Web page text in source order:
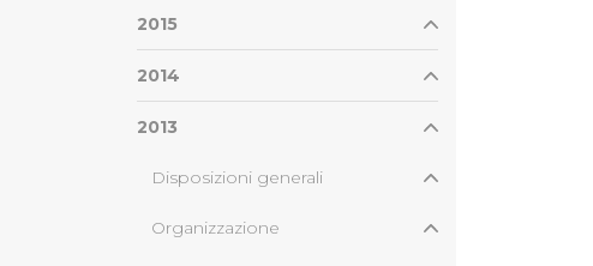
2015
2014
2013
Disposizioni generali
Organizzazione